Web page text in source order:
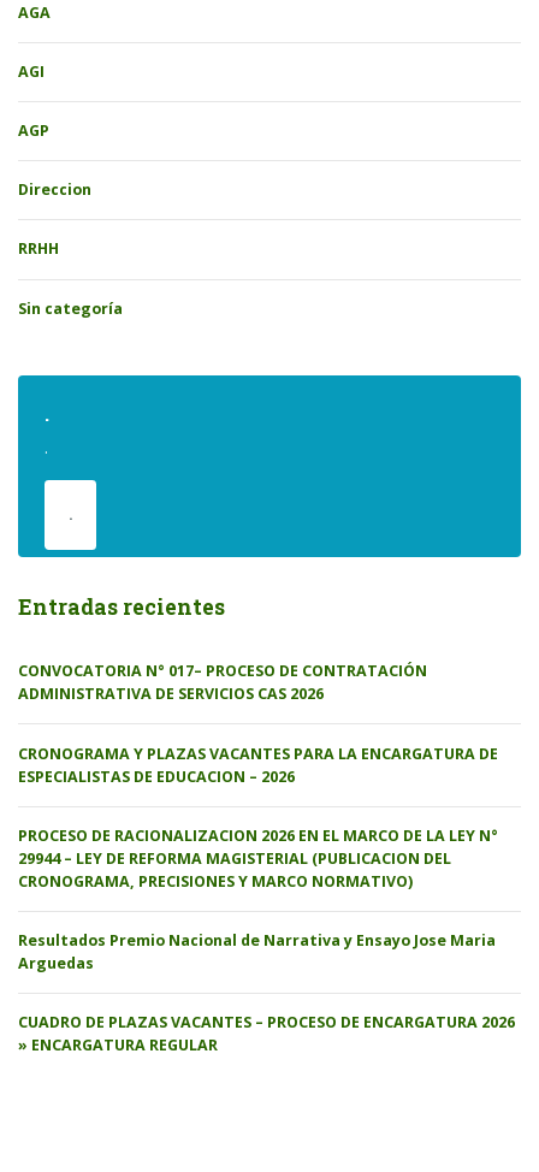
AGA
AGI
AGP
Direccion
RRHH
Sin categoría
.
.
.
Entradas recientes
CONVOCATORIA N° 017– PROCESO DE CONTRATACIÓN
ADMINISTRATIVA DE SERVICIOS CAS 2026
CRONOGRAMA Y PLAZAS VACANTES PARA LA ENCARGATURA DE
ESPECIALISTAS DE EDUCACION – 2026
PROCESO DE RACIONALIZACION 2026 EN EL MARCO DE LA LEY N°
29944 – LEY DE REFORMA MAGISTERIAL (PUBLICACION DEL
CRONOGRAMA, PRECISIONES Y MARCO NORMATIVO)
Resultados Premio Nacional de Narrativa y Ensayo Jose Maria
Arguedas
CUADRO DE PLAZAS VACANTES – PROCESO DE ENCARGATURA 2026
» ENCARGATURA REGULAR